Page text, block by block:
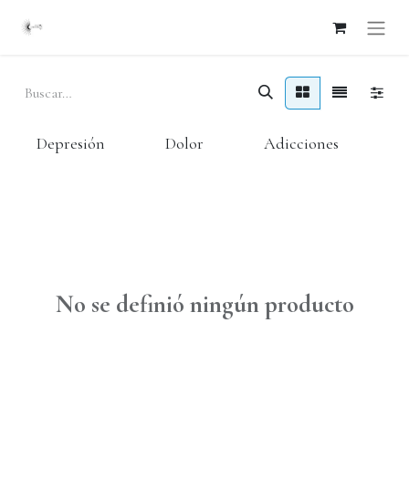
Depresión Dolor Adicciones
No se definió ningún producto